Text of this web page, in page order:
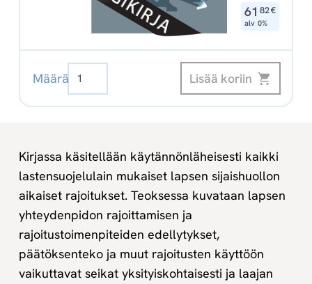
61 82€
alv 0%
Määrä Lapsi
sijaishuollossa
-
ja
rajoitustoimenpiteet,
2.,
uudistettu
painos.
Digikirja
määrä
Lisää koriin
Kirjassa käsitellään käytännönläheisesti kaikki
lastensuojelulain mukaiset lapsen sijaishuollon
aikaiset rajoitukset. Teoksessa kuvataan lapsen
yhteydenpidon rajoittamisen ja
rajoitustoimenpiteiden edellytykset,
päätöksenteko ja muut rajoitusten käyttöön
vaikuttavat seikat yksityiskohtaisesti ja laajan